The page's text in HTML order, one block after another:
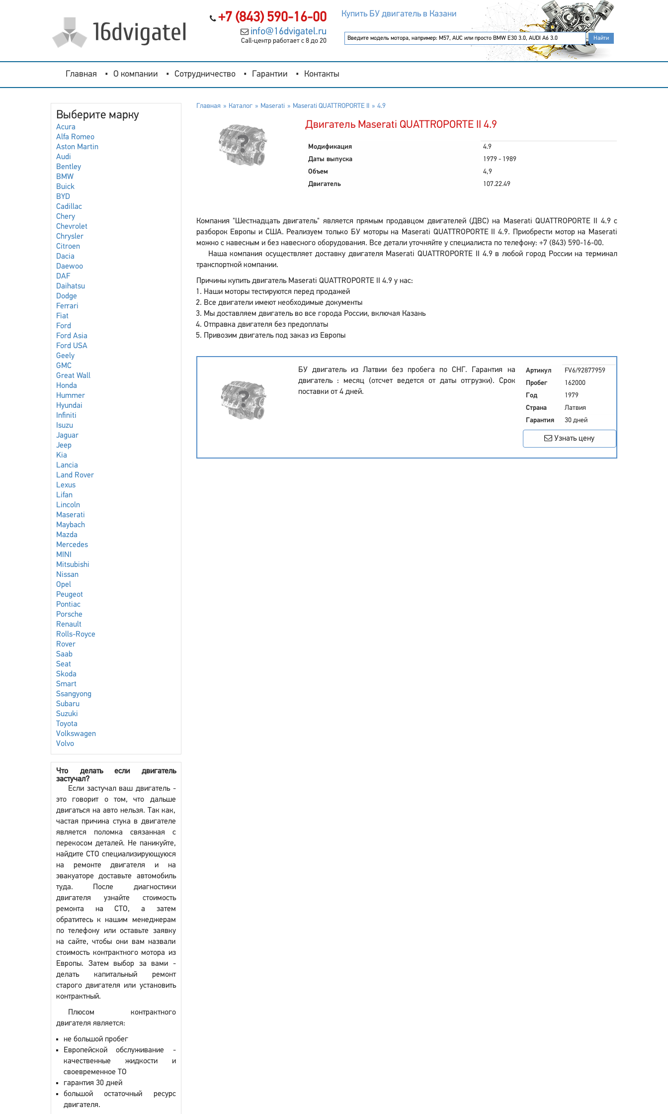
+7 (843) 590-16-00
info@16dvigatel.ru
Call-центр работает с 8 до 20
Купить БУ двигатель в Казани
Главная О компании Сотрудничество Гарантии Контакты
Выберите марку
Acura
Alfa Romeo
Aston Martin
Audi
Bentley
BMW
Buick
BYD
Cadillac
Chery
Chevrolet
Chrysler
Citroen
Dacia
Daewoo
DAF
Daihatsu
Dodge
Ferrari
Fiat
Ford
Ford Asia
Ford USA
Geely
GMC
Great Wall
Honda
Hummer
Hyundai
Infiniti
Isuzu
Jaguar
Jeep
Kia
Lancia
Land Rover
Lexus
Lifan
Lincoln
Maserati
Maybach
Mazda
Mercedes
MINI
Mitsubishi
Nissan
Opel
Peugeot
Pontiac
Porsche
Renault
Rolls-Royce
Rover
Saab
Seat
Skoda
Smart
Ssangyong
Subaru
Suzuki
Toyota
Volkswagen
Volvo
Что делать если двигатель
застучал?
Если застучал ваш двигатель -
это говорит о том, что дальше
двигаться на авто нельзя. Так как,
частая причина стука в двигателе
является поломка связанная с
перекосом деталей. Не паникуйте,
найдите СТО специализирующуюся
на ремонте двигателя и на
эвакуаторе доставьте автомобиль
туда. После диагностики
двигателя узнайте стоимость
ремонта на СТО, а затем
обратитесь к нашим менеджерам
по телефону или оставьте заявку
на сайте, чтобы они вам назвали
стоимость контрактного мотора из
Европы. Затем выбор за вами -
делать капитальный ремонт
старого двигателя или установить
контрактный.
Плюсом контрактного
двигателя является:
не большой пробег
Европейской обслуживание -
качественные жидкости и
своевременное ТО
гарантия 30 дней
большой остаточный ресурс
двигателя.
Главная Каталог Maserati Maserati QUATTROPORTE II 4.9
Двигатель Maserati QUATTROPORTE II 4.9
Модификация
4.9
Даты выпуска
1979 - 1989
Объем
4,9
Двигатель
107.22.49
Компания "Шестнадцать двигатель" является прямым продавцом двигателей (ДВС) на Maserati QUATTROPORTE II 4.9 с
разборок Европы и США. Реализуем только БУ моторы на Maserati QUATTROPORTE II 4.9. Приобрести мотор на Maserati
можно с навесным и без навесного оборудования. Все детали уточняйте у специалиста по телефону: +7 (843) 590-16-00.
Наша компания осуществляет доставку двигателя Maserati QUATTROPORTE II 4.9 в любой город России на терминал
транспортной компании.
Причины купить двигатель Maserati QUATTROPORTE II 4.9 у нас:
Наши моторы тестируются перед продажей
Все двигатели имеют необходимые документы
Мы доставляем двигатель во все города России, включая Казань
Отправка двигателя без предоплаты
Привозим двигатель под заказ из Европы
БУ двигатель из Латвии без пробега по СНГ. Гарантия на
двигатель : месяц (отсчет ведется от даты отгрузки). Срок
поставки от 4 дней.
Артикул
FV6/92877959
Пробег
162000
Год
1979
Страна
Латвия
Гарантия
30 дней
Узнать цену